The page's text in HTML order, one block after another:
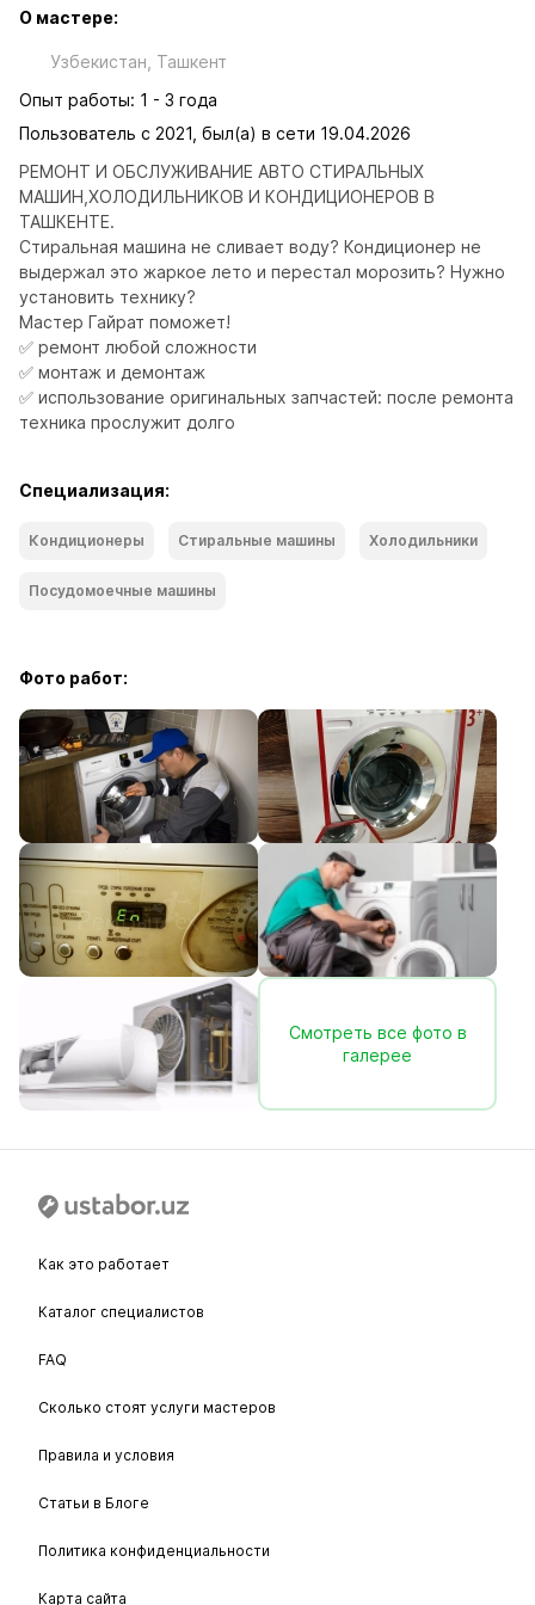
О мастере:
Узбекистан, Ташкент
Опыт работы: 1 - 3 года
Пользователь с 2021, был(а) в сети 19.04.2026
РЕМОНТ И ОБСЛУЖИВАНИЕ АВТО СТИРАЛЬНЫХ
МАШИН,ХОЛОДИЛЬНИКОВ И КОНДИЦИОНЕРОВ В
ТАШКЕНТЕ.
Стиральная машина не сливает воду? Кондиционер не
выдержал это жаркое лето и перестал морозить? Нужно
установить технику?
Мастер Гайрат поможет!
✅ ремонт любой сложности
✅ монтаж и демонтаж
✅ использование оригинальных запчастей: после ремонта
техника прослужит долго
Специализация:
Кондиционеры Стиральные машины Холодильники
Посудомоечные машины
Фото работ:
Смотреть все фото в
галерее
Как это работает
Каталог специалистов
FAQ
Сколько стоят услуги мастеров
Правила и условия
Статьи в Блоге
Политика конфиденциальности
Карта сайта